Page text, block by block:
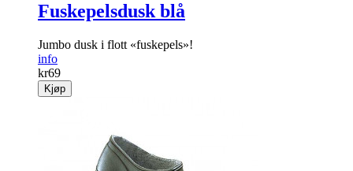
Fuskepelsdusk blå
Jumbo dusk i flott «fuskepels»!
info
kr69
Kjøp